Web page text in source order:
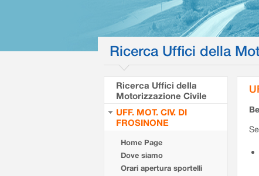
Ricerca Uffici della
Ricerca Uffici della
Motorizzazione Civile
UFF. MOT. CIV. DI
FROSINONE
Home Page
Dove siamo
Orari apertura sportelli